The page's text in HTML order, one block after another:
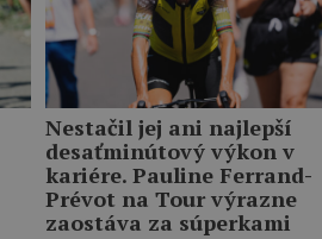
Nestačil jej ani najlepší
desaťminútový výkon v
kariére. Pauline Ferrand-
Prévot na Tour výrazne
zaostáva za súperkami